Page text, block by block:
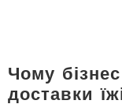
Чому
доставки
Вознесенськ
Вишгород